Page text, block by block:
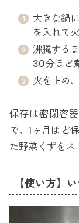
大きな鍋
を入れて
沸騰する
30分ほど
火を止め
保存は密閉容
で、1ヶ月ほど
た野菜くずをス
【使い方】